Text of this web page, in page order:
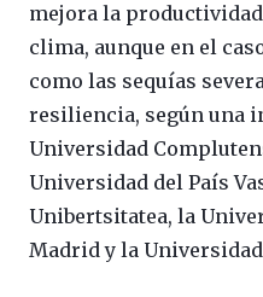
mejora la
clima, aunque en el
como las sequías
resiliencia, según una
Universidad
Universidad del País
Unibertsitatea, la
Madrid y la